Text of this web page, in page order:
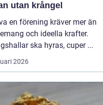
utan krångel
en förening kräver mer än
och ideella krafter.
ska hyras, cuper ...
2026